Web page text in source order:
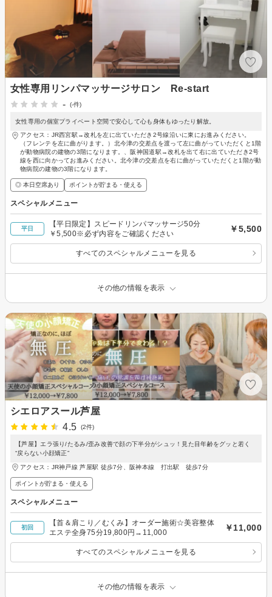
女性専用リンパマッサージサロン Re-start
-
(-件)
女性専用の個室プライベート空間で安心して心も身体もゆったり解放。
アクセス：JR西宮駅→改札を左に出ていただき2号線沿いに東にお進みください。
（フレンテを左に曲がります。）北今津の交差点を渡って左に曲がっていただくと1階
が動物病院の建物の3階になります。、阪神国道駅→改札を出て右に出ていただき2号
線を西に向かってお進みください。北今津の交差点を右に曲がっていただくと1階が動
物病院の建物の3階になります。
◎ 本日空席あり ポイントが貯まる・使える
スペシャルメニュー
平日
【平日限定】スピードリンパマッサージ50分
￥5,500※必ず内容をご確認ください
￥5,500
すべてのスペシャルメニューを見る
その他の情報を表示
シエロアスール芦屋
4.5
(2件)
【芦屋】エラ張り/たるみ/歪み改善で顔の下半分がシュッ！見た目年齢をグッと若く
“戻らない小顔矯正”
アクセス：JR神戸線 芦屋駅 徒歩7分、阪神本線 打出駅 徒歩7分
ポイントが貯まる・使える
スペシャルメニュー
初回
【首＆肩こり／むくみ】オーダー施術☆美容整体
エステ全身75分19,800円→11,000
￥11,000
すべてのスペシャルメニューを見る
その他の情報を表示